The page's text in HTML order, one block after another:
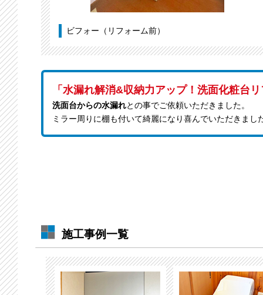
ビフォー（リフォーム前）
「水漏れ解消&収納力アップ！洗面化粧台
洗面台からの水漏れとの事でご依頼いただきました。
ミラー周りに棚も付いて綺麗になり喜んでいただきまし
施工事例一覧